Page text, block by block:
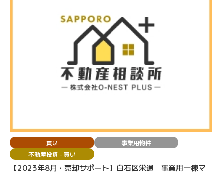
買い
事業用物件
不動産投資 - 買い
【2023年8月・売却サポート】白石区栄通 事業用一棟マ